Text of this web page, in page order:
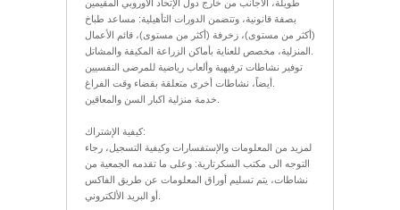
طويلة، الأجانب من خارج دول الإتحاد الأوروبي المقيمين
بصفة قانونية، وتتضمن الدورات التأهيلية: مساعد طباخ
(أكثر من مستوى)، زخرفة (أكثر من مستوى)، قائم الأعمال
توفير نشاطات ترفيهية وألعاب رياضية للمرضى النفسيين
كيفية الإشتراك:
لمزيد من المعلومات والإستفسارات وكيفية التسجيل، رجاء
التوجه الى مكتب السكرتارية: وعلى ما تقدمه الجمعية من
نشاطات، يتم تسليم أوراق المعلومات عن طريق الفاكس